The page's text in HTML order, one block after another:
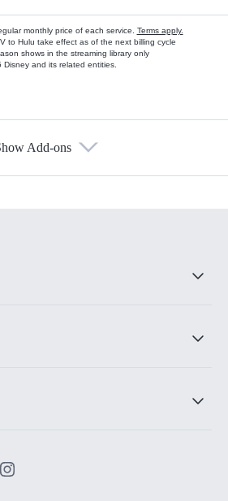
monthly price of each service. Terms apply.
to Hulu take effect as of the next billing cycle
shows in the streaming library only
Disney and its related entities.
Add-ons